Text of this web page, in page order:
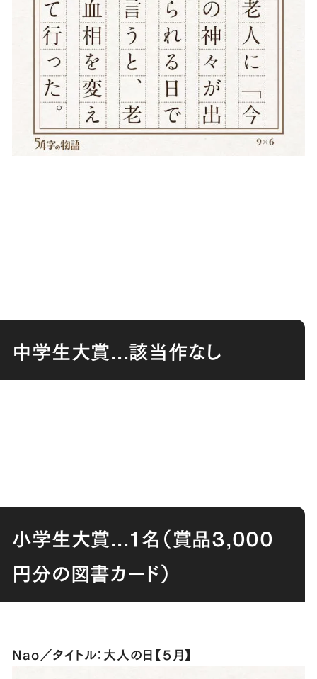
中学生大賞...該当作なし
小学生大賞...１名（賞品3,000
円分の図書カード）
Nao／タイトル：大人の日【５月】